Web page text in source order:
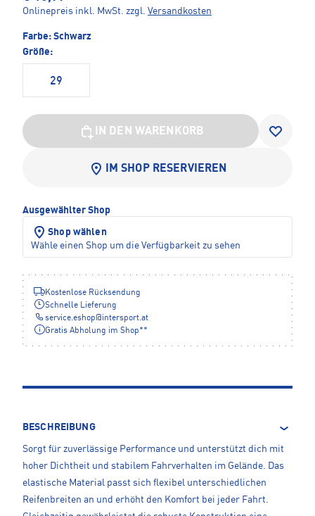
Onlinepreis inkl. MwSt. zzgl. Versandkosten
Farbe: Schwarz
Größe:
29
IN DEN WARENKORB
IM SHOP RESERVIEREN
Ausgewählter Shop
Shop wählen
Wähle einen Shop um die Verfügbarkeit zu sehen
Kostenlose Rücksendung
Schnelle Lieferung
service.eshop@intersport.at
Gratis Abholung im Shop**
BESCHREIBUNG
Sorgt für zuverlässige Performance und unterstützt dich mit
hoher Dichtheit und stabilem Fahrverhalten im Gelände. Das
elastische Material passt sich flexibel unterschiedlichen
Reifenbreiten an und erhöht den Komfort bei jeder Fahrt.